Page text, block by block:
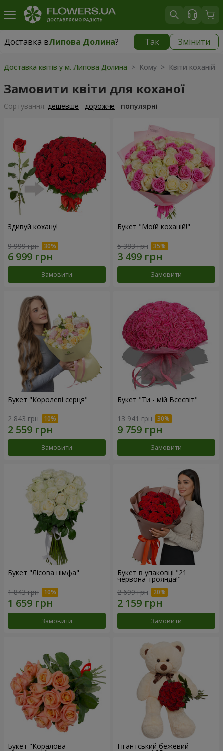
Доставка вЛипова Долина? Так Змінити
Доставка вЛипова Долина|1520 грн
Доставка квітів у м. Липова Долина > Кому > Квіти коханій
Замовити квіти для коханої
Сортування: дешевше дорожче популярні
Здивуй кохану!
9 999 грн
Замовити
Букет "Моїй коханій!"
5 383 грн
Замовити
Букет "Королеві серця"
2 843 грн
Замовити
Букет "Ти - мій Всесвіт"
13 941 грн
Замовити
Букет "Лісова німфа"
1 843 грн
Замовити
Букет в упаковці "21
червона троянда!"
2 699 грн
Замовити
Букет "Коралова Гігантський бежевий